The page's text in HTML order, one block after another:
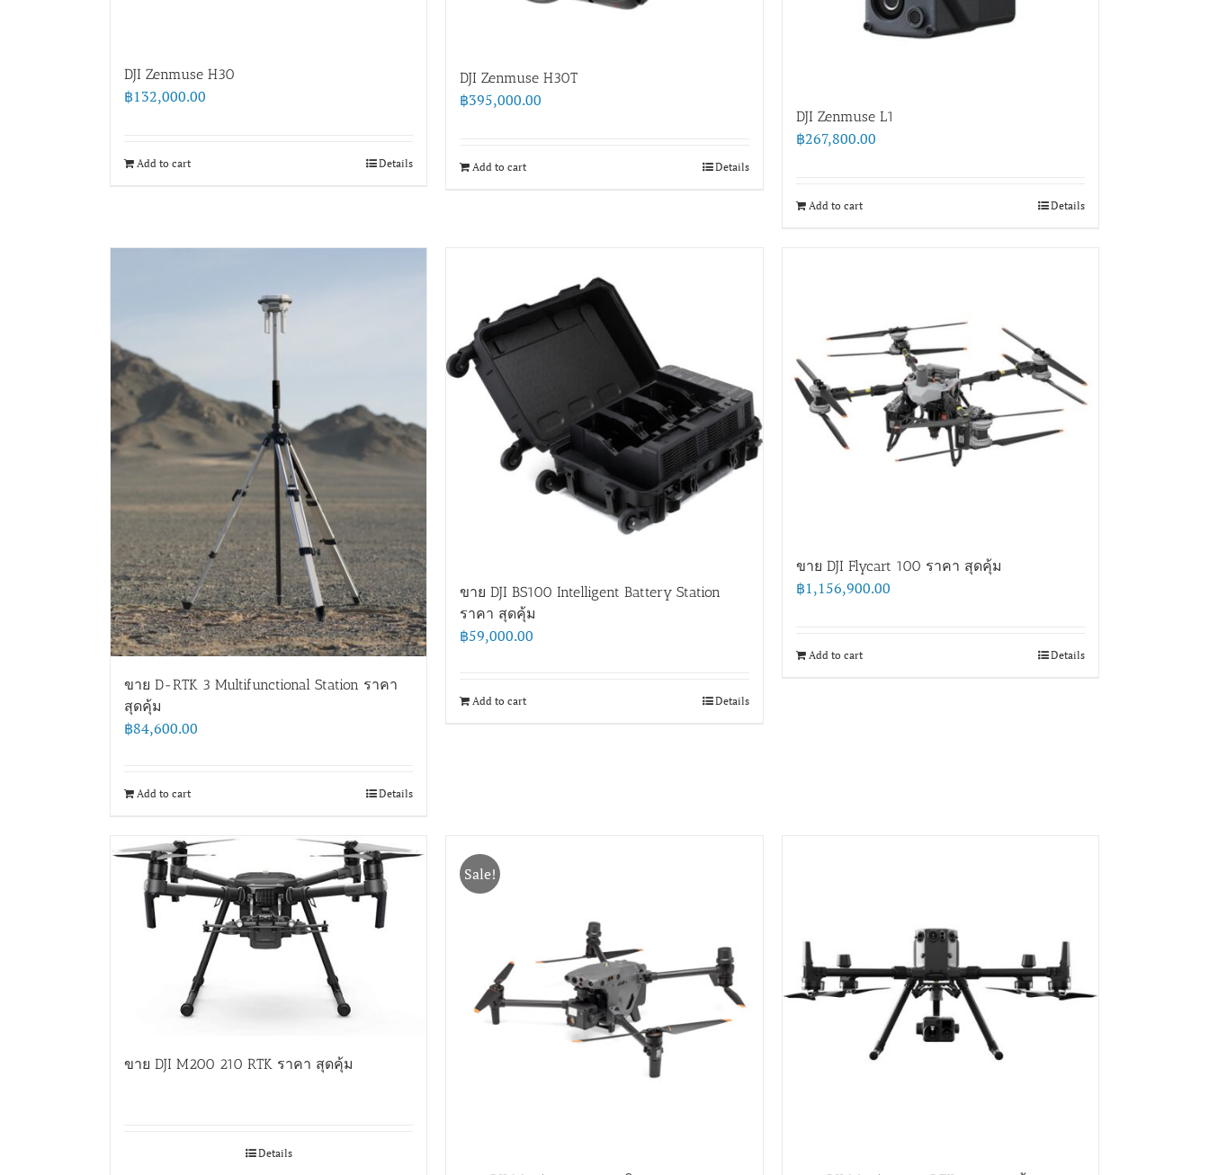
DJI Zenmuse H30
฿132,000.00
Add to cart Details
DJI Zenmuse H30T
฿395,000.00
Add to cart Details
DJI Zenmuse L1
฿267,800.00
Add to cart Details
ขาย D-RTK 3 Multifunctional Station ราคา
สุดคุ้ม
฿84,600.00
Add to cart Details
ขาย DJI BS100 Intelligent Battery Station
ราคา สุดคุ้ม
฿59,000.00
Add to cart Details
ขาย DJI Flycart 100 ราคา สุดคุ้ม
฿1,156,900.00
Add to cart Details
ขาย DJI M200 210 RTK ราคา สุดคุ้ม
Details
Sale!